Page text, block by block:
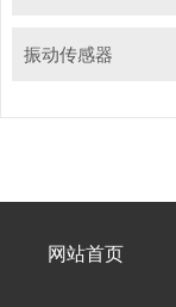
振动传感器
网站首页